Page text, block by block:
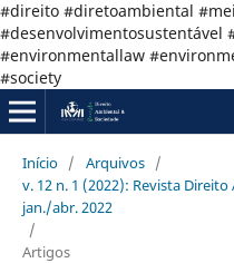
#direito #diretoambiental
#desenvolvimentosustentável
#environmentallaw
#society
Início / Arquivos /
v. 12 n. 1 (2022): Revista
jan./abr. 2022
/
Artigos